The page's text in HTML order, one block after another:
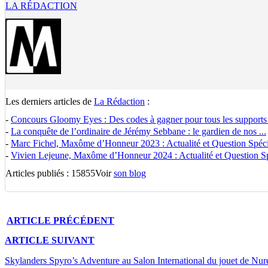
LA RÉDACTION
Les derniers articles de La Rédaction :
- Concours Gloomy Eyes : Des codes à gagner pour tous les
- La conquête de l’ordinaire de Jérémy Sebbane : le gardien de nos ...
- Marc Fichel, Maxôme d’Honneur 2023 : Actualité et Question
- Vivien Lejeune, Maxôme d’Honneur 2024 : Actualité et Question
Articles publiés : 15855Voirson blog
ARTICLE PRÉCÉDENT
ARTICLE SUIVANT
Skylanders Spyro’s Adventure au Salon International du jouet de